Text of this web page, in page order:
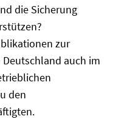
die Sicherung
zur
auch im
den